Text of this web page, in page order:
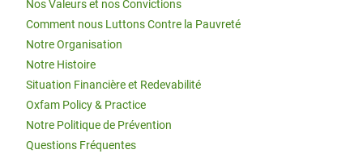
Nos Valeurs et nos Convictions
Comment nous Luttons Contre la Pauvreté
Notre Organisation
Notre Histoire
Situation Financière et Redevabilité
Oxfam Policy & Practice
Notre Politique de Prévention
Questions Fréquentes